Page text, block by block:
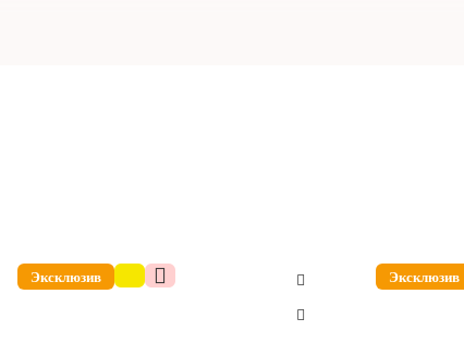
Эксклюзив Эксклюзив